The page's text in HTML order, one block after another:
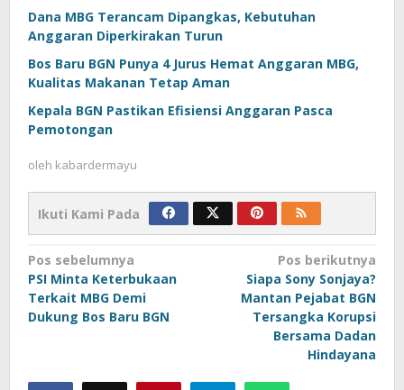
Dana MBG Terancam Dipangkas, Kebutuhan
Anggaran Diperkirakan Turun
Bos Baru BGN Punya 4 Jurus Hemat Anggaran MBG,
Kualitas Makanan Tetap Aman
Kepala BGN Pastikan Efisiensi Anggaran Pasca
Pemotongan
oleh kabardermayu
Ikuti Kami Pada
Navigasi
pos
Pos sebelumnya
PSI Minta Keterbukaan
Terkait MBG Demi
Dukung Bos Baru BGN
Pos berikutnya
Siapa Sony Sonjaya?
Mantan Pejabat BGN
Tersangka Korupsi
Bersama Dadan
Hindayana